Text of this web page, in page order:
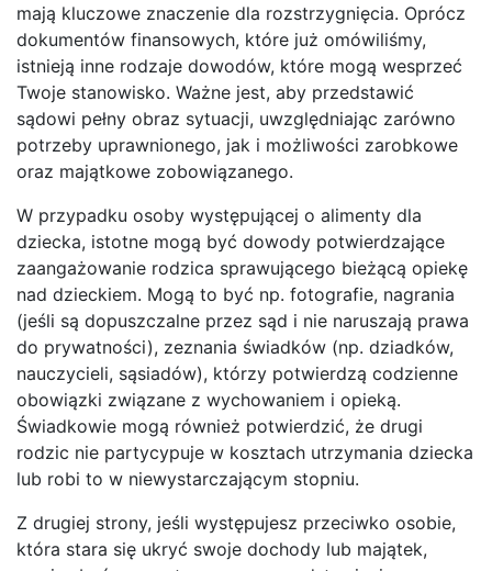
mają kluczowe znaczenie dla rozstrzygnięcia. Oprócz
dokumentów finansowych, które już omówiliśmy,
istnieją inne rodzaje dowodów, które mogą wesprzeć
Twoje stanowisko. Ważne jest, aby przedstawić
sądowi pełny obraz sytuacji, uwzględniając zarówno
potrzeby uprawnionego, jak i możliwości zarobkowe
oraz majątkowe zobowiązanego.
W przypadku osoby występującej o alimenty dla
dziecka, istotne mogą być dowody potwierdzające
zaangażowanie rodzica sprawującego bieżącą opiekę
nad dzieckiem. Mogą to być np. fotografie, nagrania
(jeśli są dopuszczalne przez sąd i nie naruszają prawa
do prywatności), zeznania świadków (np. dziadków,
nauczycieli, sąsiadów), którzy potwierdzą codzienne
obowiązki związane z wychowaniem i opieką.
Świadkowie mogą również potwierdzić, że drugi
rodzic nie partycypuje w kosztach utrzymania dziecka
lub robi to w niewystarczającym stopniu.
Z drugiej strony, jeśli występujesz przeciwko osobie,
która stara się ukryć swoje dochody lub majątek,